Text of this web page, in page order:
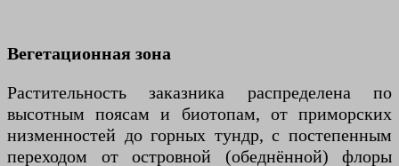
Вегетационная зона
Растительность заказника распределена по
высотным поясам и биотопам, от приморских
низменностей до горных тундр, с постепенным
переходом от островной (обеднённой) флоры